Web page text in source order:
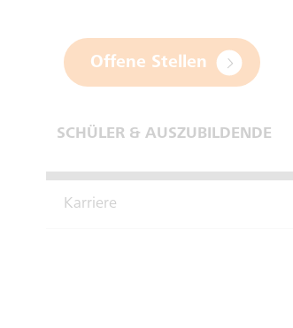
Offene Stellen
SCHÜLER & AUSZUBILDENDE
Karriere